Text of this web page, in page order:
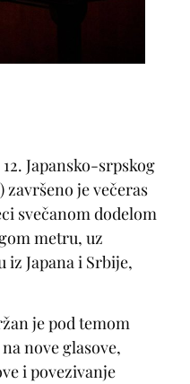
Japansko-srpskog
završeno je večeras
svečanom dodelom
metru, uz
Japana i Srbije,
je pod temom
nove glasove,
i povezivanje